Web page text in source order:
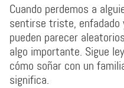
Cuando perdemos a
sentirse triste, enfadado
pueden parecer
algo importante. Sigue
cómo soñar con un
significa.